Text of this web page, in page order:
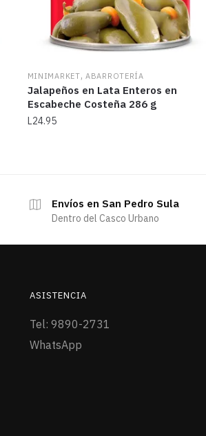
MINIMARKET,ABARROTERÍA
Jalapeños en Lata Enteros en
Escabeche Costeña 286 g
L24.95
Envíos en San Pedro Sula
Dentro del Casco Urbano
ASISTENCIA
Tel: 9890-2731
WhatsApp